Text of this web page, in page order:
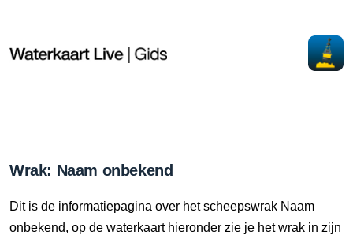
Wrak: Naam onbekend
Dit is de informatiepagina over het scheepswrak Naam
onbekend, op de waterkaart hieronder zie je het wrak in zijn